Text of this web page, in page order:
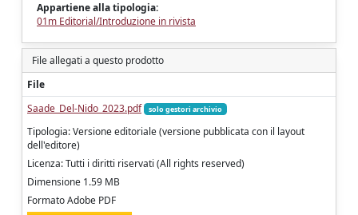
Appartiene alla tipologia:
01m Editorial/Introduzione in rivista
File allegati a questo prodotto
File
Saade_Del-Nido_2023.pdf
solo gestori archivio
Tipologia: Versione editoriale (versione pubblicata con il layout
dell'editore)
Licenza: Tutti i diritti riservati (All rights reserved)
Dimensione 1.59 MB
Formato Adobe PDF